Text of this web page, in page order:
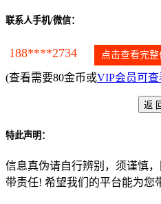
联系人手机/微信：
188****2734 点击查看完整
(查看需要80金币或VIP会员可查
特此声明：
信息真伪请自行辨别，须谨慎
带责任! 希望我们的平台能为您